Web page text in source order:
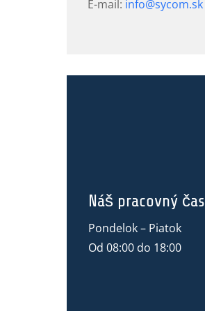
E-mail: info@sycom.sk
Náš pracovný čas
Pondelok – Piatok
Od 08:00 do 18:00